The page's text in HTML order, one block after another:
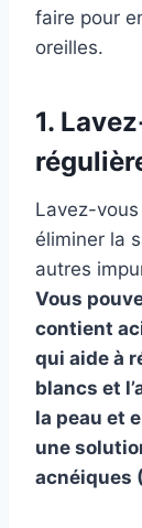
faire pour
oreilles.
1.
Lavez-
éliminer la
autres
Vous
contient
qui aide à
blancs et
la peau et
une
acnéiques